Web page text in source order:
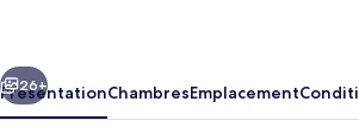
Suivant
26+
PrésentationChambresEmplacement